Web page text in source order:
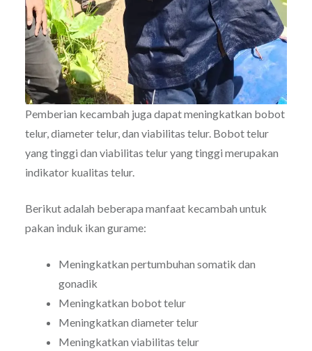
Pemberian kecambah juga dapat meningkatkan bobot
telur, diameter telur, dan viabilitas telur. Bobot telur
yang tinggi dan viabilitas telur yang tinggi merupakan
indikator kualitas telur.
Berikut adalah beberapa manfaat kecambah untuk
pakan induk ikan gurame:
Meningkatkan pertumbuhan somatik dan
gonadik
Meningkatkan bobot telur
Meningkatkan diameter telur
Meningkatkan viabilitas telur